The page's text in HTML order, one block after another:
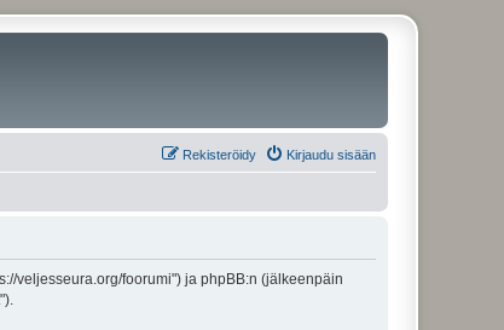
Kirjaudu sisään
Rekisteröidy
veljesseura.org/foorumi") ja phpBB:n (jälkeenpäin